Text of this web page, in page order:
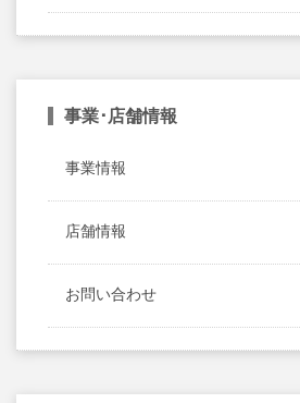
事業･店舗情報
事業情報
店舗情報
お問い合わせ